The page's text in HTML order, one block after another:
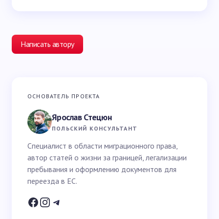
Написать автору
Ваш адрес email не будет опубликован.
Ваш вопрос *
Ваше имя *
Email *
ОСНОВАТЕЛЬ ПРОЕКТА
Ярослав Стецюн
ПОЛЬСКИЙ КОНСУЛЬТАНТ
Специалист в области миграционного права,
автор статей о жизни за границей, легализации
пребывания и оформлению документов для
переезда в ЕС.